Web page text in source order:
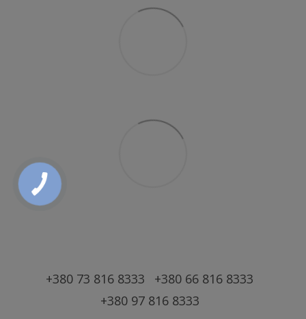
+380 73 816 8333
+380 66 816 8333
+380 97 816 8333